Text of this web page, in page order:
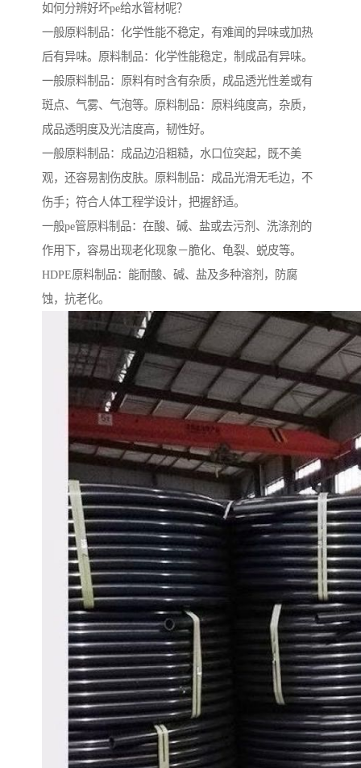
如何分辨好坏pe给水管材呢？
一般原料制品：化学性能不稳定，有难闻的异味或加热
后有异味。原料制品：化学性能稳定，制成品有异味。
一般原料制品：原料有时含有杂质，成品透光性差或有
斑点、气雾、气泡等。原料制品：原料纯度高，杂质，
成品透明度及光洁度高，韧性好。
一般原料制品：成品边沿粗糙，水口位突起，既不美
观，还容易割伤皮肤。原料制品：成品光滑无毛边，不
伤手；符合人体工程学设计，把握舒适。
一般pe管原料制品：在酸、碱、盐或去污剂、洗涤剂的
作用下，容易出现老化现象－脆化、龟裂、蜕皮等。
HDPE原料制品：能耐酸、碱、盐及多种溶剂，防腐
蚀，抗老化。